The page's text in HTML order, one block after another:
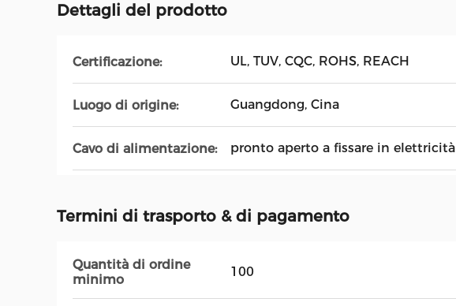
Dettagli del prodotto
Certificazione: UL, TUV, CQC, ROHS, REACH
Luogo di origine: Guangdong, Cina
Cavo di alimentazione: pronto aperto a fissare in elettricità
Termini di trasporto & di pagamento
Quantità di ordine
minimo
100